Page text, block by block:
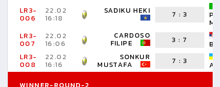
LR3-
006
22.02
16:18
SADIKU HEKI 7 :3
LR3-
007
22.02
16:06
CARDOSO
FILIPE 3 : 7
LR3-
008
22.02
16:16
SONKUR
MUSTAFA 7 :3